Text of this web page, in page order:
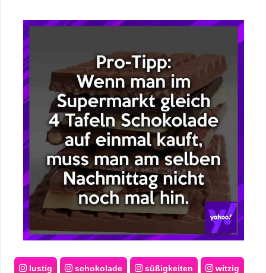
lustig schokolade süßigkeiten witzig